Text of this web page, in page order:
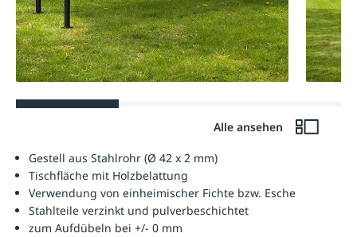
Alle ansehen
Gestell aus Stahlrohr (Ø 42 x 2 mm)
Tischfläche mit Holzbelattung
Verwendung von einheimischer Fichte bzw. Esche
Stahlteile verzinkt und pulverbeschichtet
zum Aufdübeln bei +/- 0 mm